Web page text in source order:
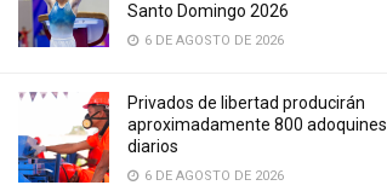
Santo Domingo 2026
6 DE AGOSTO DE 2026
Privados de libertad producirán
aproximadamente 800 adoquines
diarios
6 DE AGOSTO DE 2026